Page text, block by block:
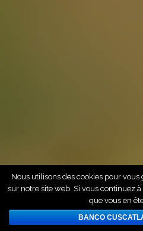
Nous utilisons des cookies pour
sur notre site web. Si vous continuez
que vous en
BANCO